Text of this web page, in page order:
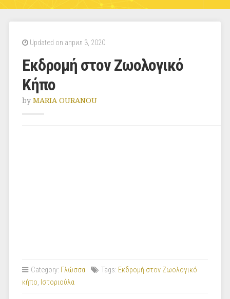
Updated on април 3, 2020
Εκδρομή στον Ζωολογικό
Κήπο
by MARIA OURANOU
Category: Γλώσσα Tags: Εκδρομή στον Ζωολογικό
κήπο, Ιστοριούλα